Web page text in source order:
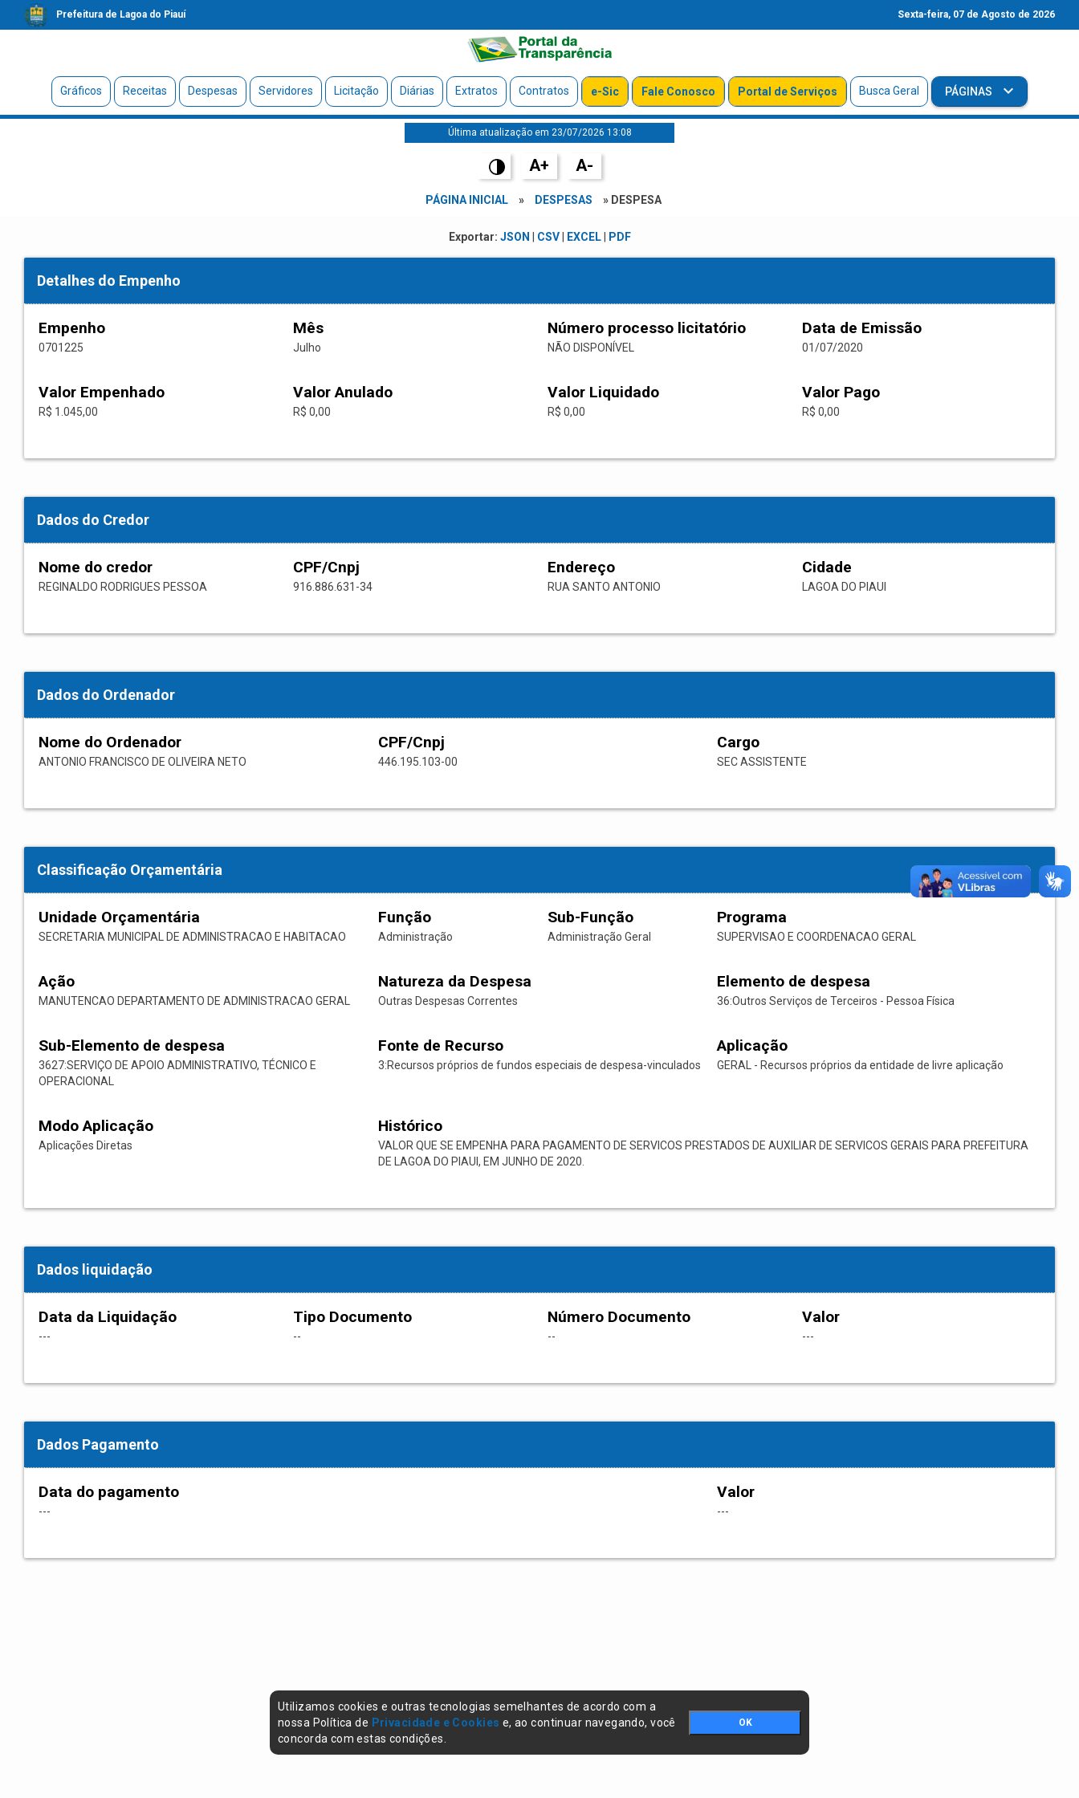
Prefeitura de Lagoa do Piauí Sexta-feira, 07 de Agosto de 2026
Gráficos Receitas Despesas Servidores Licitação Diárias Extratos Contratos e-Sic Fale Conosco Portal de Serviços Busca Geral PÁGINAS
Última atualização em 23/07/2026 13:08
A+ A-
PÁGINA INICIAL » DESPESAS » DESPESA
Exportar: JSON CSV| EXCEL| PDF
Detalhes do Empenho
Empenho
0701225
Mês
Julho
Número processo licitatório
NÃO DISPONÍVEL
Data de Emissão
01/07/2020
Valor Empenhado
R$ 1.045,00
Valor Anulado
R$ 0,00
Valor Liquidado
R$ 0,00
Valor Pago
R$ 0,00
Dados do Credor
Nome do credor
REGINALDO RODRIGUES PESSOA
CPF/Cnpj
916.886.631-34
Endereço
RUA SANTO ANTONIO
Cidade
LAGOA DO PIAUI
Dados do Ordenador
Nome do Ordenador
ANTONIO FRANCISCO DE OLIVEIRA NETO
CPF/Cnpj
446.195.103-00
Cargo
SEC ASSISTENTE
Classificação Orçamentária
Unidade Orçamentária
SECRETARIA MUNICIPAL DE ADMINISTRACAO E HABITACAO
Função
Administração
Sub-Função
Administração Geral
Programa
SUPERVISAO E COORDENACAO GERAL
Ação
MANUTENCAO DEPARTAMENTO DE ADMINISTRACAO GERAL
Natureza da Despesa
Outras Despesas Correntes
Elemento de despesa
36:Outros Serviços de Terceiros - Pessoa Física
Sub-Elemento de despesa
3627:SERVIÇO DE APOIO ADMINISTRATIVO, TÉCNICO E
OPERACIONAL
Fonte de Recurso
3:Recursos próprios de fundos especiais de despesa-vinculados
Aplicação
GERAL - Recursos próprios da entidade de livre aplicação
Modo Aplicação
Aplicações Diretas
Histórico
VALOR QUE SE EMPENHA PARA PAGAMENTO DE SERVICOS PRESTADOS DE AUXILIAR DE SERVICOS GERAIS PARA PREFEITURA
DE LAGOA DO PIAUI, EM JUNHO DE 2020.
Dados liquidação
Data da Liquidação
---
Tipo Documento
--
Número Documento
--
Valor
---
Dados Pagamento
Data do pagamento
---
Valor
---
Utilizamos cookies e outras tecnologias semelhantes de acordo com a
nossa Política de Privacidade e Cookies e, ao continuar navegando, você
concorda com estas condições.
OK